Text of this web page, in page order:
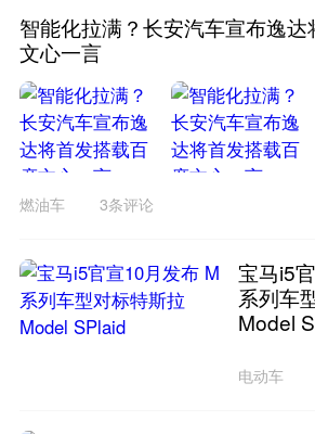
智能化拉满？长安汽车宣布逸
文心一言
燃油车 3条评论
宝马i5
系列车
Model
电动车